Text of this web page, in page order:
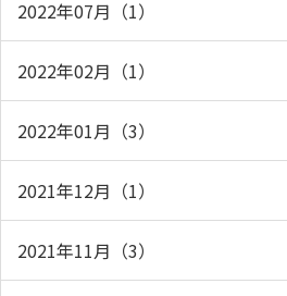
2022年07月（1）
2022年02月（1）
2022年01月（3）
2021年12月（1）
2021年11月（3）